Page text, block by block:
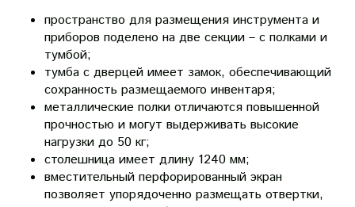
пространство для размещения инструмента и
приборов поделено на две секции – с полками и
тумбой;
тумба с дверцей имеет замок, обеспечивающий
сохранность размещаемого инвентаря;
металлические полки отличаются повышенной
прочностью и могут выдерживать высокие
нагрузки до 50 кг;
столешница имеет длину 1240 мм;
вместительный перфорированный экран
позволяет упорядоченно размещать отвертки,